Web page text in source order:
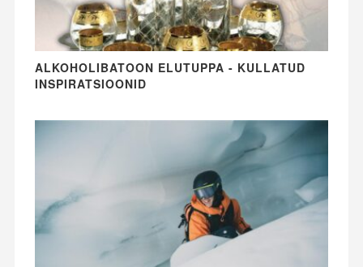
ALKOHOLIBATOON ELUTUPPA - KULLATUD
INSPIRATSIOONID